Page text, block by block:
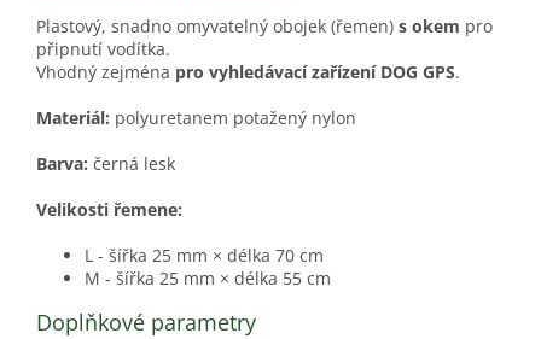
Plastový, snadno omyvatelný obojek (řemen) s okem pro
připnutí vodítka.
Vhodný zejména pro vyhledávací zařízení DOG GPS.
Materiál: polyuretanem potažený nylon
Barva: černá lesk
Velikosti řemene:
L - šířka 25 mm × délka 70 cm
M - šířka 25 mm × délka 55 cm
Doplňkové parametry